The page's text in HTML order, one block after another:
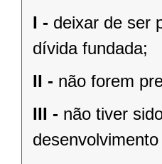
I - deixar de ser
dívida fundada;
II - não forem
III - não tiver